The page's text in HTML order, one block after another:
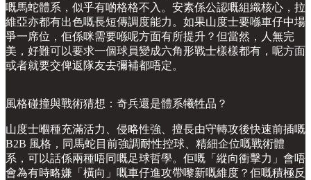
嘅馬蛇體系，似乎有啲格格不入。安素係公認嘅組織核心，拉
維亞亦都有出色嘅長短傳調度能力。如果山度士要喺車仔中場
爭一席位，佢係咪需要喺呢方面有所提升？但當然，人無完
美，好難可以要求一個球員變成六角形戰士樣樣都有，呢方面
或者就要交俾返隊友去彌補都唔定。
風格碰撞與戰術猜想：奇兵還是體系犧牲品？
山度士嗰種充滿活力、侵略性強、擅長由守轉攻後快速前插嘅
B2B 風格，同馬蛇目前強調耐性控球、精細企位嘅戰術體
系，可以話係兩種唔同嘅足球哲學。佢嘅「縱向衝擊力」會唔
會為有時略嫌「橫向」嘅車仔進攻帶嚟新嘅維度？佢嘅積極反